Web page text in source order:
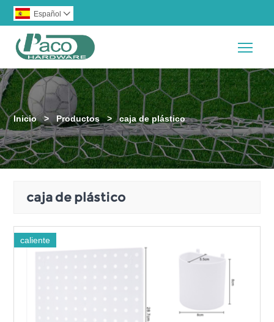
Español 
Inicio > Productos > caja de plástico
caja de plástico
caliente